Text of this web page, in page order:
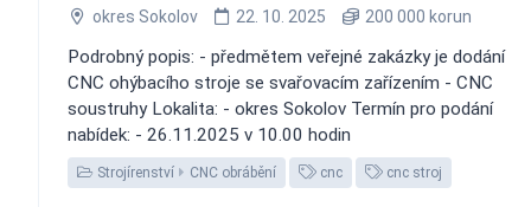
okres Sokolov 22. 10. 2025 200 000 korun
Podrobný popis: - předmětem veřejné zakázky je dodání
CNC ohýbacího stroje se svařovacím zařízením - CNC
soustruhy Lokalita: - okres Sokolov Termín pro podání
nabídek: - 26.11.2025 v 10.00 hodin
Strojírenství CNC obrábění cnc cnc stroj